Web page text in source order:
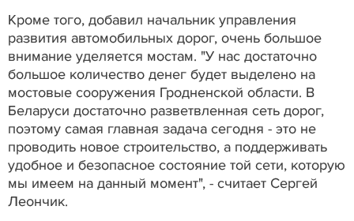
Кроме того, добавил начальник управления
развития автомобильных дорог, очень большое
внимание уделяется мостам. "У нас достаточно
большое количество денег будет выделено на
мостовые сооружения Гродненской области. В
Беларуси достаточно разветвленная сеть дорог,
поэтому самая главная задача сегодня - это не
проводить новое строительство, а поддерживать
удобное и безопасное состояние той сети, которую
мы имеем на данный момент", - считает Сергей
Леончик.